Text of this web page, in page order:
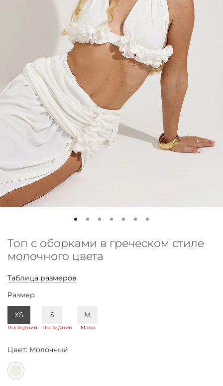
Топ с оборками в греческом стиле
молочного цвета
Таблица размеров
Размер
XS
Последний
S
Последний
M
Мало
Цвет: Молочный